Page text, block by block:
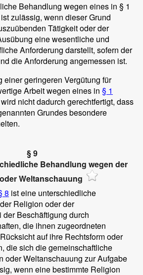
Behandlung wegen eines in § 1
zulässig, wenn dieser Grund
Tätigkeit oder der
eine wesentliche und
Anforderung darstellt, sofern der
die Anforderung angemessen ist.
einer geringeren Vergütung für
Arbeit wegen eines in § 1
nicht dadurch gerechtfertigt, dass
Grundes besondere
§ 9
Behandlung wegen der
Weltanschauung
8 ist eine unterschiedliche
Religion oder der
Beschäftigung durch
die ihnen zugeordneten
auf ihre Rechtsform oder
die sich die gemeinschaftliche
oder Weltanschauung zur Aufgabe
wenn eine bestimmte Religion